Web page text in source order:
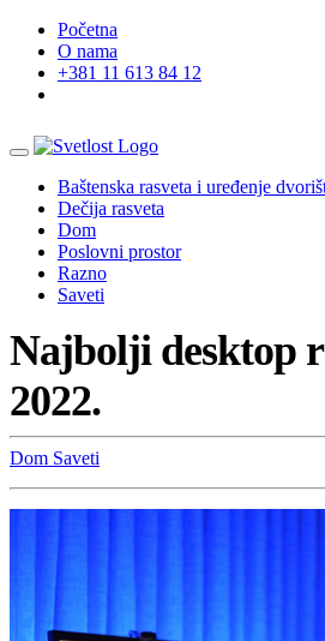
Početna
O nama
+381 11 613 84 12
Baštenska rasveta i uređenje
Dečija rasveta
Dom
Poslovni prostor
Razno
Saveti
Najbolji desktop
2022.
Dom Saveti